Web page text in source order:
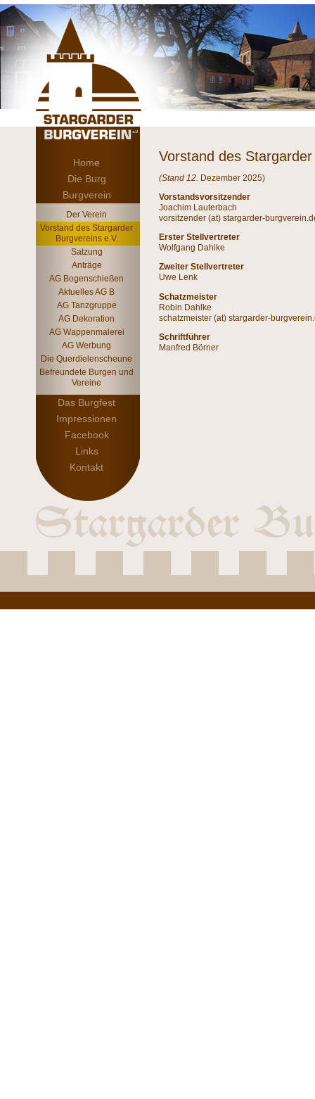
Vorstand des
(Stand 12. Dezember 2025)
Vorstandsvorsitzender
Joachim Lauterbach
vorsitzender (at) stargarder-
Erster Stellvertreter
Wolfgang Dahlke
Zweiter Stellvertreter
Uwe Lenk
Schatzmeister
Robin Dahlke
schatzmeister (at) stargarder-
Schriftführer
Manfred Börner
Home
Die Burg
Burgverein
Der Verein
Vorstand des Stargarder
Burgvereins e.V.
Satzung
Anträge
AG Bogenschießen
Aktuelles AG B
AG Tanzgruppe
AG Dekoration
AG Wappenmalerei
AG Werbung
Die Querdielenscheune
Befreundete Burgen und
Vereine
Das Burgfest
Impressionen
Facebook
Links
Kontakt